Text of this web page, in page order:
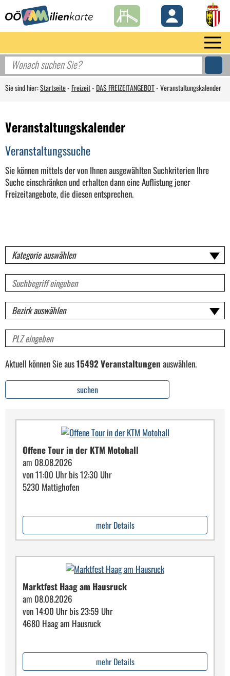
Sie sind hier:Startseite-Freizeit-DAS FREIZEITANGEBOT-Veranstaltungskalender
Veranstaltungskalender
Veranstaltungssuche
Sie können mittels der von Ihnen ausgewählten Suchkriterien Ihre
Suche einschränken und erhalten dann eine Auflistung jener
Freizeitangebote, die diesen entsprechen.
Kategorie
Volltextsuche
für
Veranstaltungen
Bezirk
PLZ
Aktuell können Sie aus15492 Veranstaltungen auswählen.
suchen
Offene Tour in der KTM Motohall
am 08.08.2026
von 11:00 Uhr bis 12:30 Uhr
5230 Mattighofen
mehr Details
Marktfest Haag am Hausruck
am 08.08.2026
von 14:00 Uhr bis 23:59 Uhr
4680 Haag am Hausruck
mehr Details